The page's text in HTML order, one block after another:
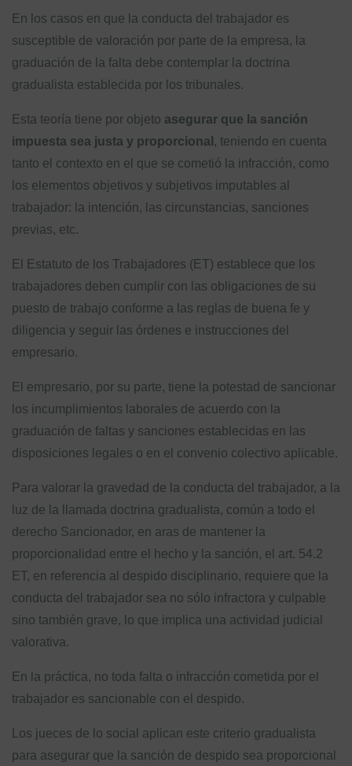
En los casos en que la conducta del trabajador es
susceptible de valoración por parte de la empresa, la
graduación de la falta debe contemplar la doctrina
gradualista establecida por los tribunales.
Esta teoría tiene por objeto asegurar que la sanción
impuesta sea justa y proporcional , teniendo en cuenta
tanto el contexto en el que se cometió la infracción, como
los elementos objetivos y subjetivos imputables al
trabajador: la intención, las circunstancias, sanciones
previas, etc.
El Estatuto de los Trabajadores (ET) establece que los
trabajadores deben cumplir con las obligaciones de su
puesto de trabajo conforme a las reglas de buena fe y
diligencia y seguir las órdenes e instrucciones del
empresario.
El empresario, por su parte, tiene la potestad de sancionar
los incumplimientos laborales de acuerdo con la
graduación de faltas y sanciones establecidas en las
disposiciones legales o en el convenio colectivo aplicable.
Para valorar la gravedad de la conducta del trabajador, a la
luz de la llamada doctrina gradualista, común a todo el
derecho Sancionador, en aras de mantener la
proporcionalidad entre el hecho y la sanción, el art. 54.2
ET, en referencia al despido disciplinario, requiere que la
conducta del trabajador sea no sólo infractora y culpable
sino también grave, lo que implica una actividad judicial
valorativa.
En la práctica, no toda falta o infracción cometida por el
trabajador es sancionable con el despido.
Los jueces de lo social aplican este criterio gradualista
para asegurar que la sanción de despido sea proporcional